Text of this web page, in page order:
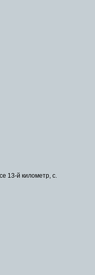
13-й километр, с.